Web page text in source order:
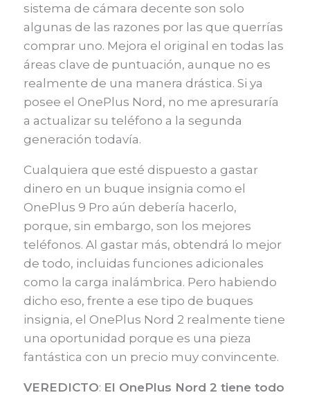
sistema de cámara decente son solo
algunas de las razones por las que querrías
comprar uno. Mejora el original en todas las
áreas clave de puntuación, aunque no es
realmente de una manera drástica. Si ya
posee el OnePlus Nord, no me apresuraría
a actualizar su teléfono a la segunda
generación todavía.
Cualquiera que esté dispuesto a gastar
dinero en un buque insignia como el
OnePlus 9 Pro aún debería hacerlo,
porque, sin embargo, son los mejores
teléfonos. Al gastar más, obtendrá lo mejor
de todo, incluidas funciones adicionales
como la carga inalámbrica. Pero habiendo
dicho eso, frente a ese tipo de buques
insignia, el OnePlus Nord 2 realmente tiene
una oportunidad porque es una pieza
fantástica con un precio muy convincente.
VEREDICTO: El OnePlus Nord 2 tiene todo